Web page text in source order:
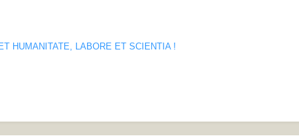
HUMANITATE, LABORE ET SCIENTIA !